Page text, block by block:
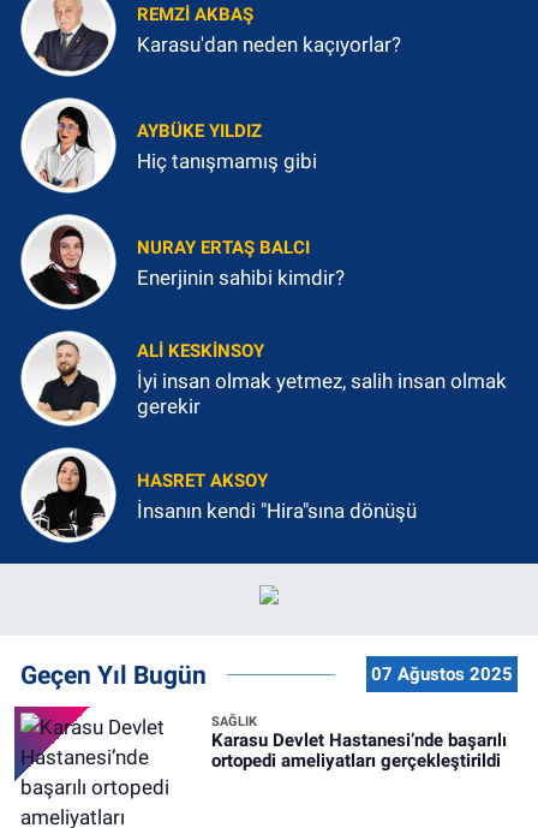
REMZI AKBAŞ
Karasu'dan neden kaçıyorlar?
AYBÜKE YILDIZ
Hiç tanışmamış gibi
NURAY ERTAŞ BALCI
Enerjinin sahibi kimdir?
ALI KESKINSOY
İyi insan olmak yetmez, salih insan olmak
gerekir
HASRET AKSOY
İnsanın kendi "Hira"sına dönüşü
Geçen Yıl Bugün 07 Ağustos 2025
SAĞLIK
Karasu Devlet Hastanesi’nde başarılı
ortopedi ameliyatları gerçekleştirildi